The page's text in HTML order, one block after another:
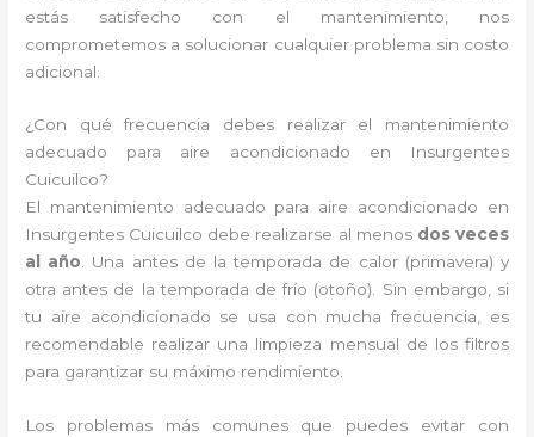
estás satisfecho con el mantenimiento, nos
comprometemos a solucionar cualquier problema sin costo
adicional.
¿Con qué frecuencia debes realizar el mantenimiento
adecuado para aire acondicionado en Insurgentes
Cuicuilco?
El mantenimiento adecuado para aire acondicionado en
Insurgentes Cuicuilco debe realizarse al menos dos veces
al año. Una antes de la temporada de calor (primavera) y
otra antes de la temporada de frío (otoño). Sin embargo, si
tu aire acondicionado se usa con mucha frecuencia, es
recomendable realizar una limpieza mensual de los filtros
para garantizar su máximo rendimiento.
Los problemas más comunes que puedes evitar con